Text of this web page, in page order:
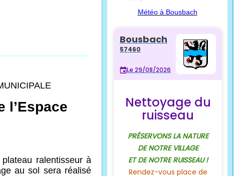
l’Espace
ralentisseur à
au sol sera réalisé
Météo à Bousbach